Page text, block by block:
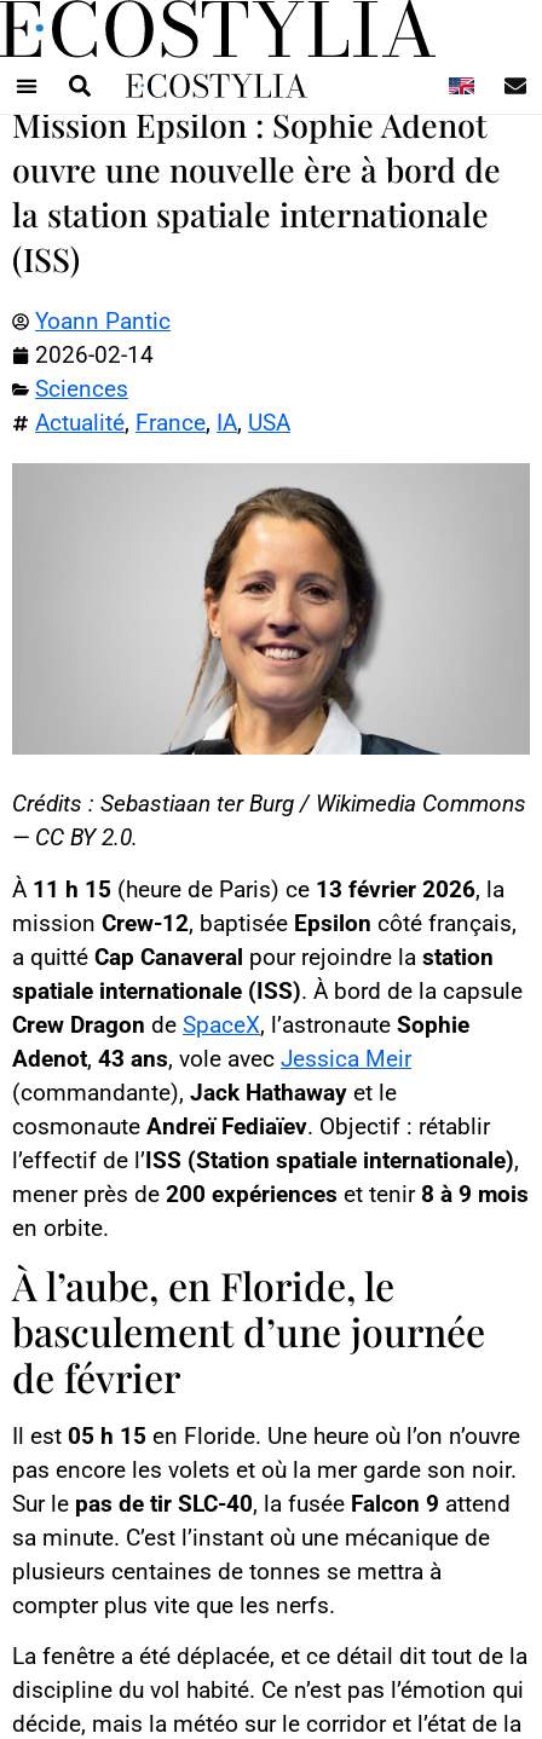
Mission Epsilon : Sophie Adenot
ouvre une nouvelle ère à bord de
la station spatiale internationale
(ISS)
Yoann Pantic
2026-02-14
Sciences
Actualité, France, IA, USA
Crédits : Sebastiaan ter Burg / Wikimedia Commons
— CC BY 2.0.
À 11 h 15 (heure de Paris) ce 13 février 2026, la
mission Crew-12, baptisée Epsilon côté français,
a quitté Cap Canaveral pour rejoindre la station
spatiale internationale (ISS). À bord de la capsule
Crew Dragon de SpaceX, l’astronaute Sophie
Adenot, 43 ans, vole avec Jessica Meir
(commandante), Jack Hathaway et le
cosmonaute Andreï Fediaïev. Objectif : rétablir
l’effectif de l’ISS (Station spatiale internationale),
mener près de 200 expériences et tenir 8 à 9 mois
en orbite.
À l’aube, en Floride, le
basculement d’une journée
de février
Il est 05 h 15 en Floride. Une heure où l’on n’ouvre
pas encore les volets et où la mer garde son noir.
Sur le pas de tir SLC-40, la fusée Falcon 9 attend
sa minute. C’est l’instant où une mécanique de
plusieurs centaines de tonnes se mettra à
compter plus vite que les nerfs.
La fenêtre a été déplacée, et ce détail dit tout de la
discipline du vol habité. Ce n’est pas l’émotion qui
décide, mais la météo sur le corridor et l’état de la